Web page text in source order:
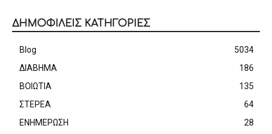
ΔΗΜΟΦΙΛΕΙΣ ΚΑΤΗΓΟΡΙΕΣ
Blog
5034
ΔΙΑΒΗΜΑ
186
ΒΟΙΩΤΙΑ
135
ΣΤΕΡΕΑ
64
ΕΝΗΜΕΡΩΣΗ
28